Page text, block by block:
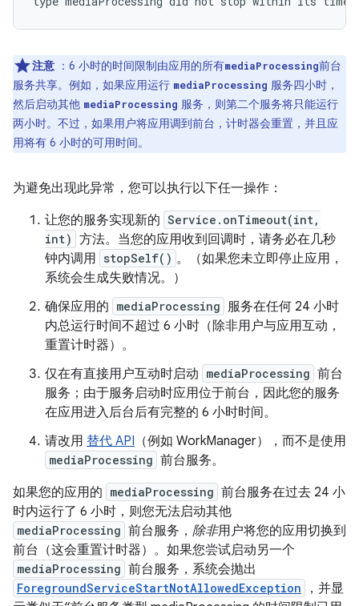
注意 ：6 小时的时间限制由应用的所有mediaProcessing前台
服务共享。例如，如果应用运行 mediaProcessing 服务四小时，
然后启动其他 mediaProcessing 服务，则第二个服务将只能运行
两小时。不过，如果用户将应用调到前台，计时器会重置，并且应
用将有 6 小时的可用时间。
为避免出现此异常，您可以执行以下任一操作：
让您的服务实现新的 Service.onTimeout(int,
int) 方法。当您的应用收到回调时，请务必在几秒
钟内调用 stopSelf() 。（如果您未立即停止应用，
系统会生成失败情况。）
确保应用的 mediaProcessing 服务在任何 24 小时
内总运行时间不超过 6 小时（除非用户与应用互动，
重置计时器）。
仅在有直接用户互动时启动 mediaProcessing 前台
服务；由于服务启动时应用位于前台，因此您的服务
在应用进入后台后有完整的 6 小时时间。
请改用 替代 API （例如 WorkManager），而不是使用
mediaProcessing 前台服务。
如果您的应用的 mediaProcessing 前台服务在过去 24 小
时内运行了 6 小时，则您无法启动其他
mediaProcessing 前台服务， 除非用户将您的应用切换到
前台（这会重置计时器）。如果您尝试启动另一个
mediaProcessing 前台服务，系统会抛出
ForegroundServiceStartNotAllowedException
，并显